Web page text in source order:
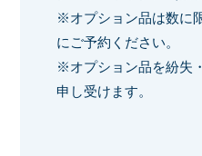
※オプション品は数に
にご予約ください。
※オプション品を紛失
申し受けます。